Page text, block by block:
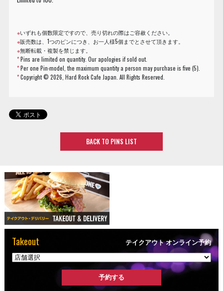
※いずれも個数限定ですので、売り切れの際はご容赦ください。
※販売数は、1つのピンにつき、お一人様5個までとさせて頂きます。
※無断転載・複製を禁じます。
*Pins are limited on quantity. Our apologies if sold out.
*Per one Pin-model, the maximum quantity a person may purchase is five (5).
*Copyright ©2026, Hard Rock Cafe Japan. All Rights Reserved.
BACK TO PINS LIST
Takeout テイクアウト オンライン予約